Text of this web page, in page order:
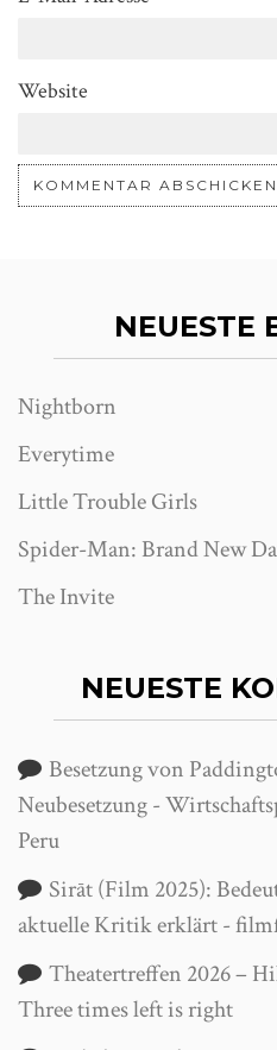
Website
NEUESTE
Nightborn
Everytime
Little Trouble Girls
Spider-Man: Brand New
The Invite
NEUESTE
Besetzung von
Neubesetzung -
Peru
Sirāt (Film 2025):
aktuelle Kritik erklärt -
Theatertreffen 2026 –
Three times left is right